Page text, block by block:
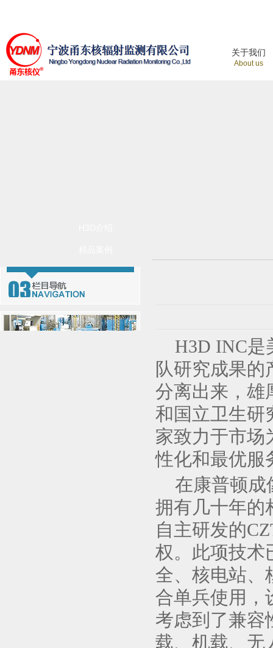
关于我们
About us
H3D INC是
队研究成果的
分离出来，雄
和国立卫生研
家致力于市场
性化和最优服
在康普顿成
拥有几十年的
自主研发的
权。此项技术
全、核电站、
合单兵使用，
考虑到了兼容
载、机载、无